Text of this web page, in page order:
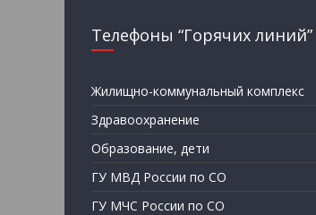
Телефоны “Горячих линий”
Жилищно-коммунальный комплекс
Здравоохранение
Образование, дети
ГУ МВД России по СО
ГУ МЧС России по СО